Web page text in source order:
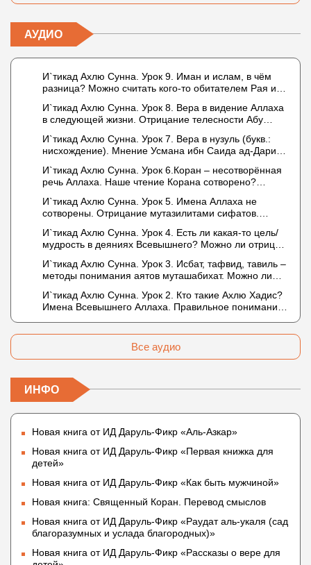
АУДИО
И`тикад Ахлю Сунна. Урок 9. Иман и ислам, в чём
разница? Можно считать кого-то обитателем Рая или
И`тикад Ахлю Сунна. Урок 8. Вера в видение Аллаха
в следующей жизни. Отрицание телесности Абу
Усмана ибн Саида ад-Дарими. Иман – это слова,
дела и познание
И`тикад Ахлю Сунна. Урок 7. Вера в нузуль (букв.:
нисхождение). Мнение Усмана ибн Саида ад-Дарими
описывается физическим движением?
И`тикад Ахлю Сунна. Урок 6.Коран – несотворённая
речь Аллаха. Наше чтение Корана сотворено?
И`тикад Ахлю Сунна. Урок 5. Имена Аллаха не
сотворены. Отрицание мутазилитами сифатов.
И`тикад Ахлю Сунна. Урок 4. Есть ли какая-то цель/
мудрость в деяниях Всевышнего? Можно ли отрицать
не пришло в Коране и Сунне? Концепция ибн
Таймийи
И`тикад Ахлю Сунна. Урок 3. Исбат, тафвид, тавиль –
методы понимания аятов муташабихат. Можно ли
Что означает утверждение сифата «биля кейфа»
(без образа)?
И`тикад Ахлю Сунна. Урок 2. Кто такие Ахлю Хадис?
Имена Всевышнего Аллаха. Правильное понимание
Все аудио
ИНФО
Новая книга от ИД Даруль-Фикр «Аль-Азкар»
Новая книга от ИД Даруль-Фикр «Первая книжка для
детей»
Новая книга от ИД Даруль-Фикр «Как быть мужчиной»
Новая книга: Священный Коран. Перевод смыслов
Новая книга от ИД Даруль-Фикр «Раудат аль-укаля (cад
благоразумных и услада благородных)»
Новая книга от ИД Даруль-Фикр «Рассказы о вере для